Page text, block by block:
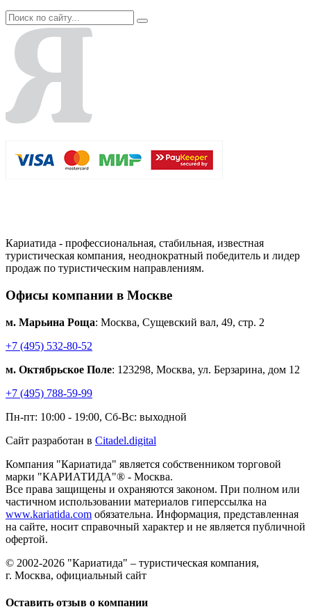
Кариатида - профессиональная, стабильная, известная
туристическая компания, неоднократный победитель и лидер
продаж по туристическим направлениям.
Офисы компании в Москве
м. Марьина Роща: Москва, Сущевский вал, 49, стр. 2
+7 (495) 532-80-52
м. Октябрьское Поле: 123298, Москва, ул. Берзарина, дом 12
+7 (495) 788-59-99
Пн-пт: 10:00 - 19:00, Сб-Вс: выходной
Сайт разработан в Citadel.digital
Компания "Кариатида" является собственником торговой
марки "КАРИАТИДА"® - Москва.
Все права защищены и охраняются законом. При полном или
частичном использовании материалов гиперссылка на
www.kariatida.com обязательна. Информация, представленная
на сайте, носит справочный характер и не является публичной
офертой.
© 2002-2026 "Кариатида" – туристическая компания,
г. Москва, официальный сайт
Оставить отзыв о компании